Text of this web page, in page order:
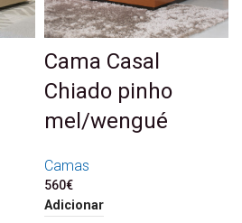
Cama Casal
Chiado pinho
mel/wengué
Camas
560€
Adicionar